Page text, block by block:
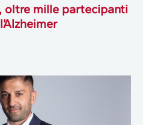
oltre mille partecipanti